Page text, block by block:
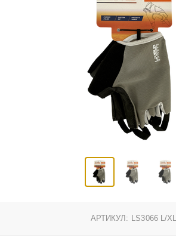
АРТИКУЛ: LS3066 L/XL